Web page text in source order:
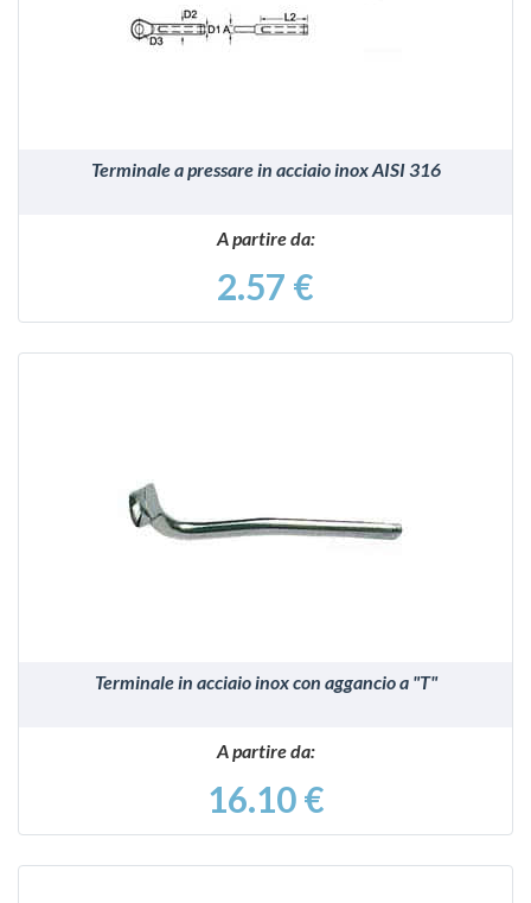
Terminale a pressare in acciaio inox AISI 316
A partire da:
2.57 €
VEDI
Terminale in acciaio inox con aggancio a "T"
A partire da:
16.10 €